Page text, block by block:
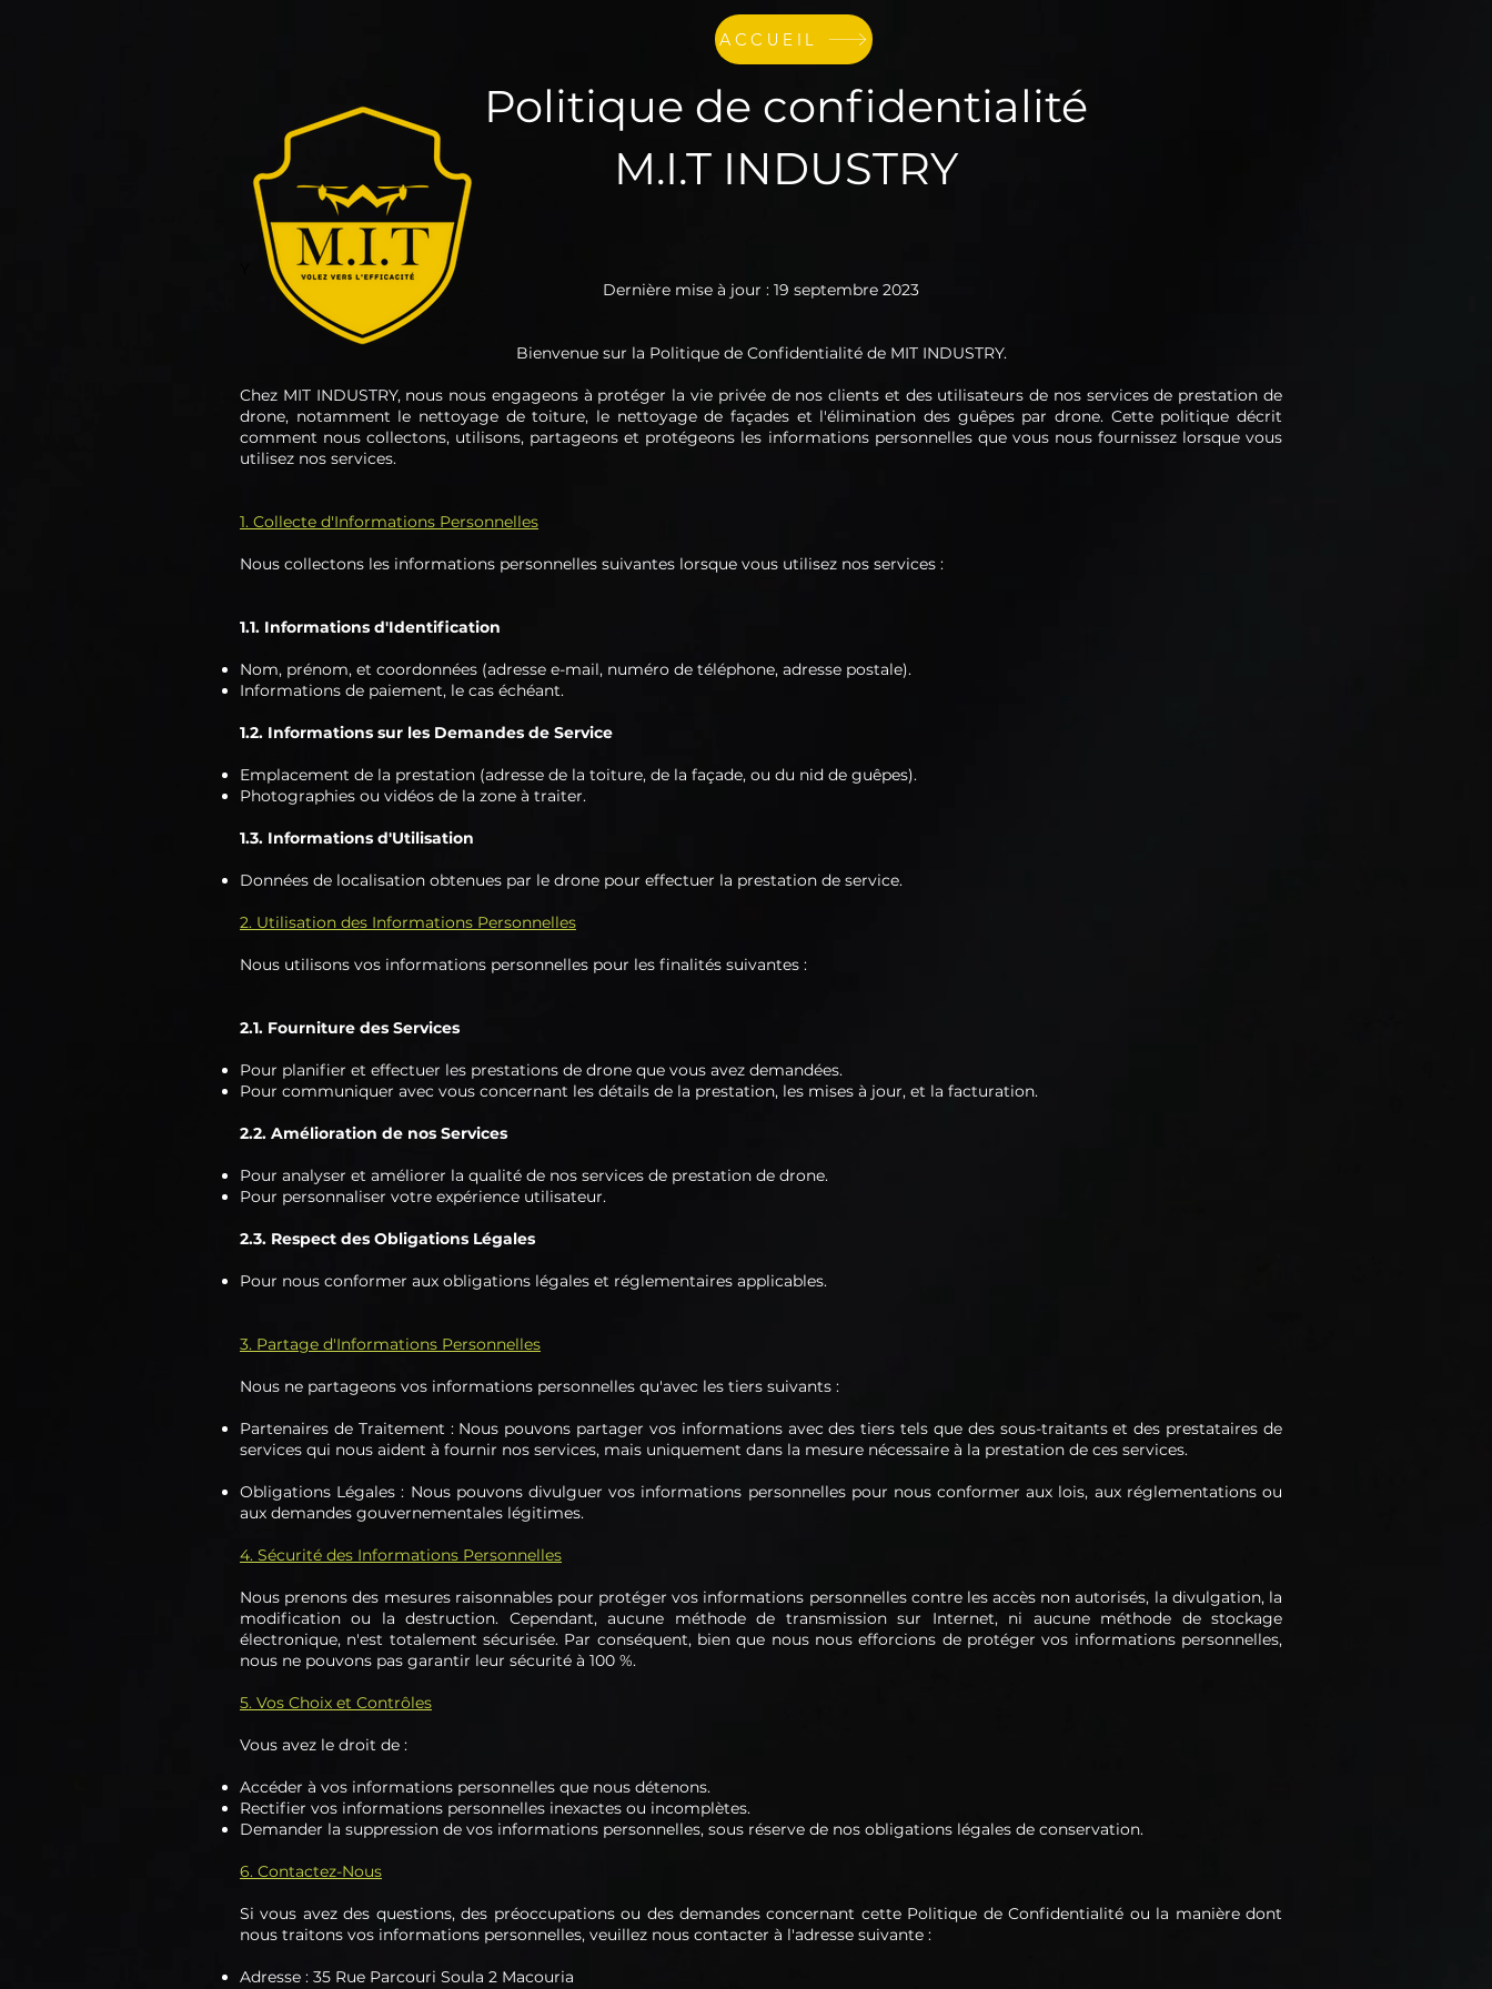
ACCUEIL
Politique de confidentialité
M.I.T INDUSTRY
Dernière mise à jour : 19 septembre 2023
Bienvenue sur la Politique de Confidentialité de MIT INDUSTRY.
Chez MIT INDUSTRY, nous nous engageons à protéger la vie privée de nos clients et des utilisateurs de nos services de prestation de
drone, notamment le nettoyage de toiture, le nettoyage de façades et l'élimination des guêpes par drone. Cette politique décrit
comment nous collectons, utilisons, partageons et protégeons les informations personnelles que vous nous fournissez lorsque vous
utilisez nos services.
1. Collecte d'Informations Personnelles
Nous collectons les informations personnelles suivantes lorsque vous utilisez nos services :
1.1. Informations d'Identification
Nom, prénom, et coordonnées (adresse e-mail, numéro de téléphone, adresse postale).
Informations de paiement, le cas échéant.
1.2. Informations sur les Demandes de Service
Emplacement de la prestation (adresse de la toiture, de la façade, ou du nid de guêpes).
Photographies ou vidéos de la zone à traiter.
1.3. Informations d'Utilisation
Données de localisation obtenues par le drone pour effectuer la prestation de service.
2. Utilisation des Informations Personnelles
Nous utilisons vos informations personnelles pour les finalités suivantes :
2.1. Fourniture des Services
Pour planifier et effectuer les prestations de drone que vous avez demandées.
Pour communiquer avec vous concernant les détails de la prestation, les mises à jour, et la facturation.
2.2. Amélioration de nos Services
Pour analyser et améliorer la qualité de nos services de prestation de drone.
Pour personnaliser votre expérience utilisateur.
2.3. Respect des Obligations Légales
Pour nous conformer aux obligations légales et réglementaires applicables.
3. Partage d'Informations Personnelles
Nous ne partageons vos informations personnelles qu'avec les tiers suivants :
Partenaires de Traitement : Nous pouvons partager vos informations avec des tiers tels que des sous-traitants et des prestataires de
services qui nous aident à fournir nos services, mais uniquement dans la mesure nécessaire à la prestation de ces services.
Obligations Légales : Nous pouvons divulguer vos informations personnelles pour nous conformer aux lois, aux réglementations ou
aux demandes gouvernementales légitimes.
4. Sécurité des Informations Personnelles
Nous prenons des mesures raisonnables pour protéger vos informations personnelles contre les accès non autorisés, la divulgation, la
modification ou la destruction. Cependant, aucune méthode de transmission sur Internet, ni aucune méthode de stockage
électronique, n'est totalement sécurisée. Par conséquent, bien que nous nous efforcions de protéger vos informations personnelles,
nous ne pouvons pas garantir leur sécurité à 100 %.
5. Vos Choix et Contrôles
Vous avez le droit de :
Accéder à vos informations personnelles que nous détenons.
Rectifier vos informations personnelles inexactes ou incomplètes.
Demander la suppression de vos informations personnelles, sous réserve de nos obligations légales de conservation.
6. Contactez-Nous
Si vous avez des questions, des préoccupations ou des demandes concernant cette Politique de Confidentialité ou la manière dont
nous traitons vos informations personnelles, veuillez nous contacter à l'adresse suivante :
Adresse : 35 Rue Parcouri Soula 2 Macouria